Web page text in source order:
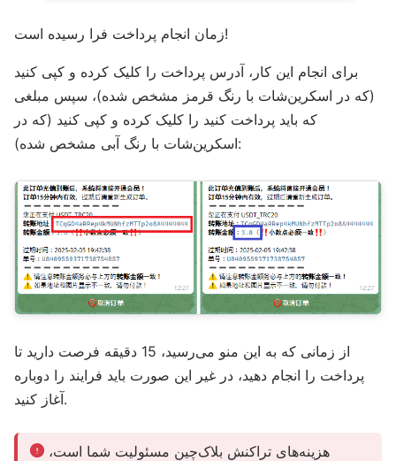
زمان انجام پرداخت فرا رسیده است!
برای انجام این کار، آدرس پرداخت را کلیک کرده و کپی کنید
(که در اسکرین‌شات با رنگ قرمز مشخص شده)، سپس مبلغی
که باید پرداخت کنید را کلیک کرده و کپی کنید (که در
اسکرین‌شات با رنگ آبی مشخص شده):
از زمانی که به این منو می‌رسید، 15 دقیقه فرصت دارید تا
پرداخت را انجام دهید، در غیر این صورت باید فرایند را دوباره
آغاز کنید.
هزینه‌های تراکنش بلاک‌چین مسئولیت شما است،